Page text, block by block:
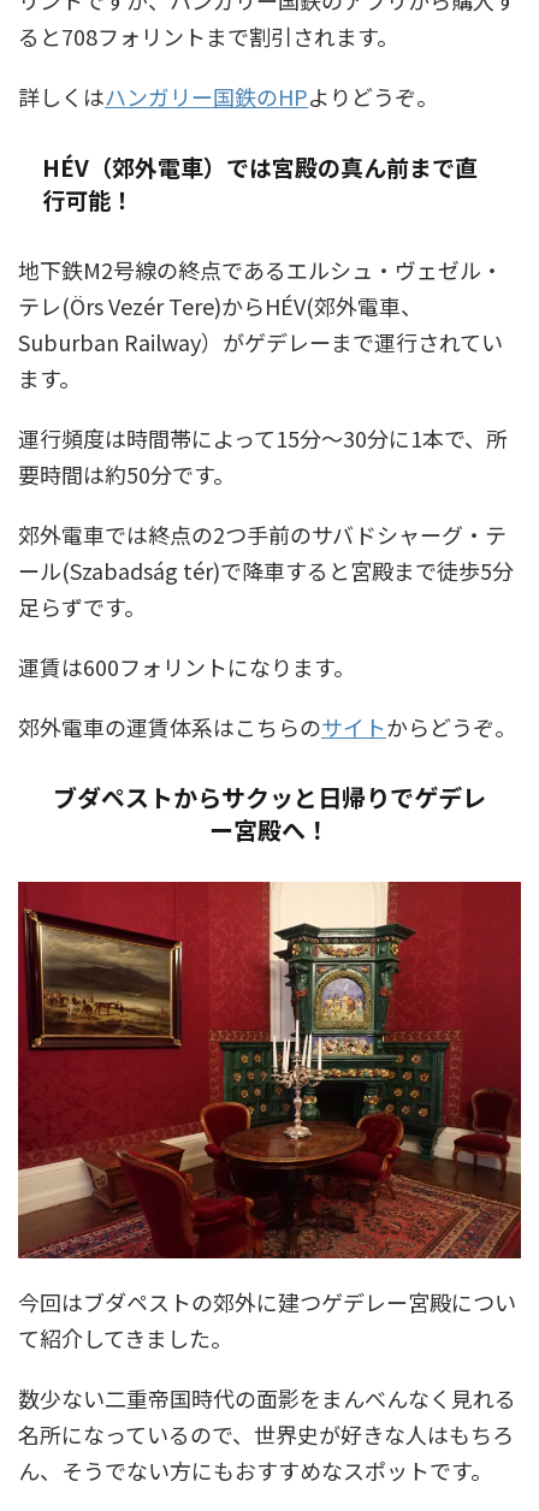
ると708フォリントまで割引されます。
詳しくはハンガリー国鉄のHPよりどうぞ。
HÉV（郊外電車）では宮殿の真ん前まで直
行可能！
地下鉄M2号線の終点であるエルシュ・ヴェゼル・
テレ(Örs Vezér Tere)からHÉV(郊外電車、
Suburban Railway）がゲデレーまで運行されてい
ます。
運行頻度は時間帯によって15分～30分に1本で、所
要時間は約50分です。
郊外電車では終点の2つ手前のサバドシャーグ・テ
ール(Szabadság tér)で降車すると宮殿まで徒歩5分
足らずです。
運賃は600フォリントになります。
郊外電車の運賃体系はこちらのサイトからどうぞ。
ブダペストからサクッと日帰りでゲデレ
ー宮殿へ！
今回はブダペストの郊外に建つゲデレー宮殿につい
て紹介してきました。
数少ない二重帝国時代の面影をまんべんなく見れる
名所になっているので、世界史が好きな人はもちろ
ん、そうでない方にもおすすめなスポットです。